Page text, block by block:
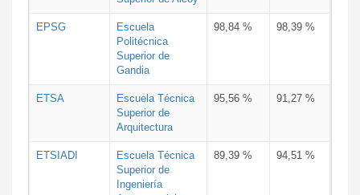
EPSG
Escuela
Politécnica
Superior de
Gandia
98,84 % 98,39 %
ETSA
Escuela Técnica
Superior de
Arquitectura
95,56 % 91,27 %
ETSIADI
Escuela Técnica
Superior de
Ingeniería
89,39 % 94,51 %